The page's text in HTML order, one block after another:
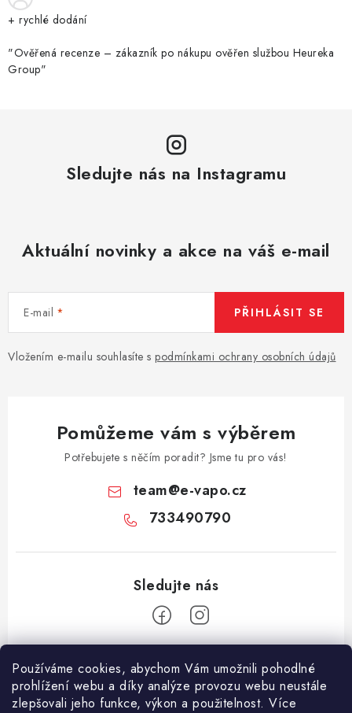
Používáme cookies, abychom Vám umožnili pohodlné
prohlížení webu a díky analýze provozu webu neustále
zlepšovali jeho funkce, výkon a použitelnost. Více
+ rychlé dodání
"Ověřená recenze – zákazník po nákupu ověřen službou Heureka
Group"
Sledujte nás na Instagramu
Aktuální novinky a akce na váš e-mail
E-mail
Vložením e-mailu souhlasíte s podmínkami ochrany osobních údajů
PŘIHLÁSIT SE
Pomůžeme vám s výběrem
Potřebujete s něčím poradit? Jsme tu pro vás!
team@e-vapo.cz
733490790
Facebook